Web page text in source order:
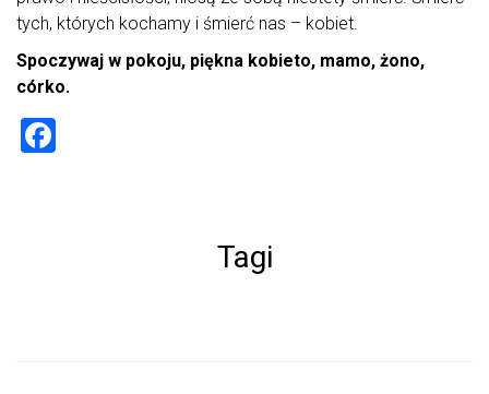
tych, których kochamy i śmierć nas – kobiet.
Spoczywaj w pokoju, piękna kobieto, mamo, żono,
córko.
Tagi